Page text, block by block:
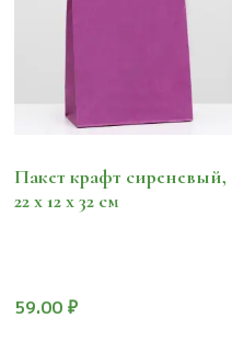
Пакет крафт сиреневый,
22 х 12 х 32 см
59.00 ₽